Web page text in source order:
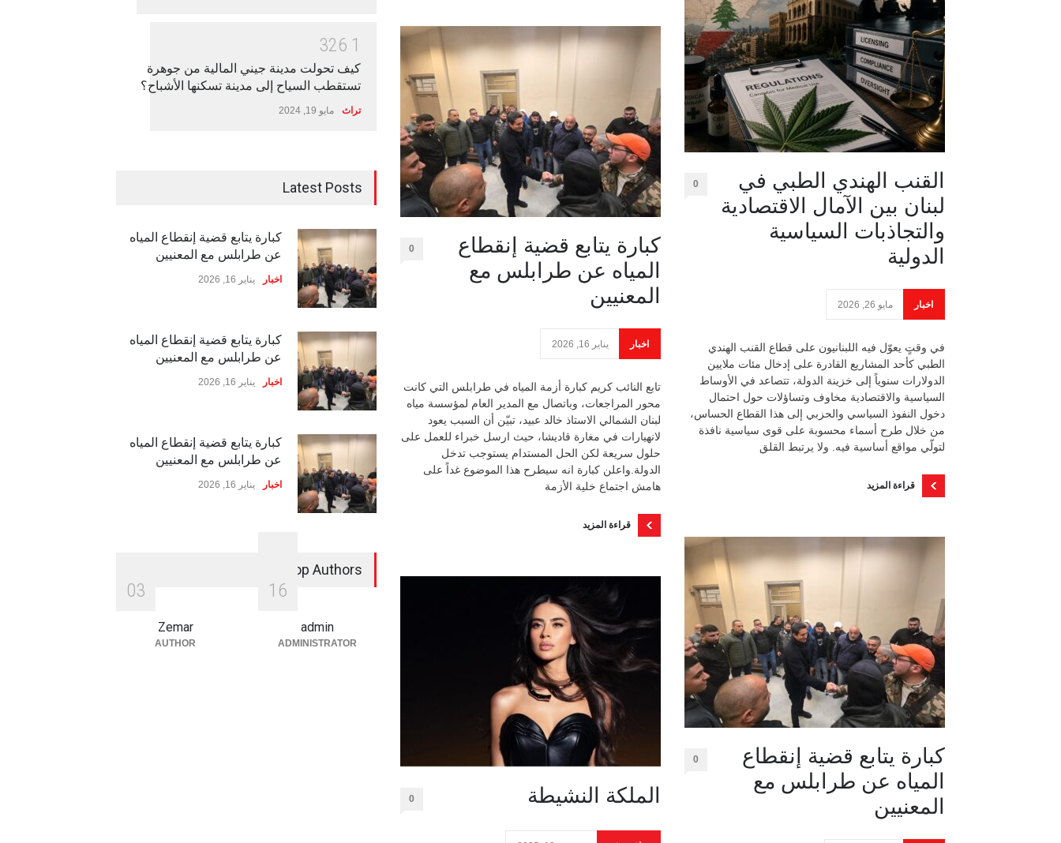
القنب الهندي الطبي في
لبنان بين الآمال الاقتصادية
والتجاذبات السياسية
الدولية
0
اخبار مايو 26, 2026
في وقتٍ يعوّل فيه اللبنانيون على قطاع القنب الهندي
الطبي كأحد المشاريع القادرة على إدخال مئات ملايين
الدولارات سنوياً إلى خزينة الدولة، تتصاعد في الأوساط
السياسية والاقتصادية مخاوف وتساؤلات حول احتمال
دخول النفوذ السياسي والحزبي إلى هذا القطاع الحساس،
من خلال طرح أسماء محسوبة على قوى سياسية نافذة
لتولّي مواقع أساسية فيه. ولا يرتبط القلق
قراءة المزيد
كبارة يتابع قضية إنقطاع
المياه عن طرابلس مع
المعنيين
0
كبارة يتابع قضية إنقطاع
المياه عن طرابلس مع
المعنيين
0
اخبار يناير 16, 2026
تابع النائب كريم كبارة أزمة المياه في طرابلس التي كانت
محور المراجعات، وباتصال مع المدير العام لمؤسسة مياه
لبنان الشمالي الاستاذ خالد عبيد، تبيّن أن السبب يعود
لانهيارات في مغارة قاديشا، حيث ارسل خبراء للعمل على
حلول سريعة لكن الحل المستدام يستوجب تدخل
الدولة.واعلن كبارة انه سيطرح هذا الموضوع غداً على
هامش اجتماع خلية الأزمة
قراءة المزيد
الملكة النشيطة 0
1
6
2
3
كيف تحولت مدينة جيني المالية من جوهرة
تستقطب السياح إلى مدينة تسكنها الأشباح؟
تراث مايو 19, 2024
Latest Posts
كبارة يتابع قضية إنقطاع المياه
عن طرابلس مع المعنيين
اخبار يناير 16, 2026
كبارة يتابع قضية إنقطاع المياه
عن طرابلس مع المعنيين
اخبار يناير 16, 2026
كبارة يتابع قضية إنقطاع المياه
عن طرابلس مع المعنيين
اخبار يناير 16, 2026
السياسية الدولية
Top Authors
6
1
admin
ADMINISTRATOR
3
0
Zemar
AUTHOR